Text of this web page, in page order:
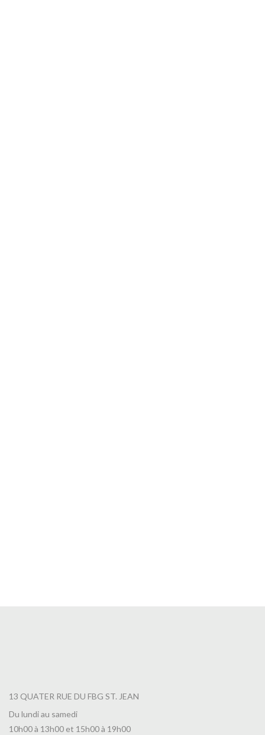
13 QUATER RUE DU FBG ST. JEAN
Du lundi au samedi
10h00 à 13h00 et 15h00 à 19h00